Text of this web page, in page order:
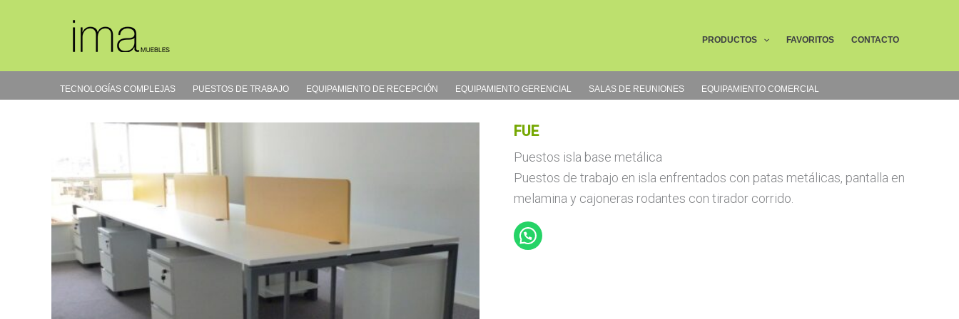
PRODUCTOS FAVORITOS CONTACTO
TECNOLOGÍAS COMPLEJAS PUESTOS DE TRABAJO EQUIPAMIENTO DE RECEPCIÓN EQUIPAMIENTO GERENCIAL SALAS DE REUNIONES EQUIPAMIENTO COMERCIAL
FUE
Puestos isla base metálica
Puestos de trabajo en isla enfrentados con patas metálicas, pantalla en
melamina y cajoneras rodantes con tirador corrido.